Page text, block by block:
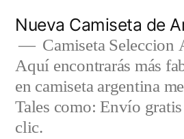
contenido
Nueva Camiseta de
Camiseta Seleccion
Aquí encontrarás más
en camiseta argentina
Tales como: Envío
clic.